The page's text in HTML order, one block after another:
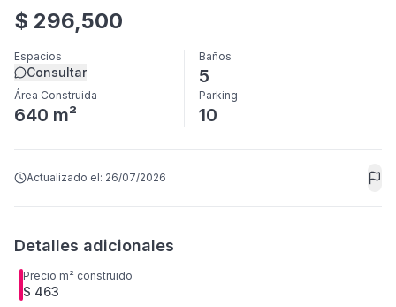
$ 296,500
Espacios
Consultar
Baños
5
Área Construida
640 m²
Parking
10
Actualizado el: 26/07/2026
Detalles adicionales
Precio m² construido
$ 463